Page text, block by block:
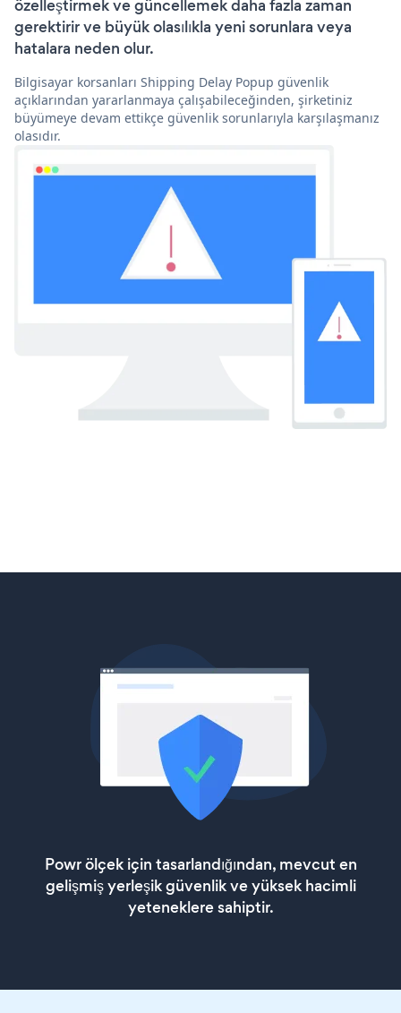
özelleştirmek ve güncellemek daha fazla zaman
gerektirir ve büyük olasılıkla yeni sorunlara veya
hatalara neden olur.
Bilgisayar korsanları Shipping Delay Popup güvenlik
açıklarından yararlanmaya çalışabileceğinden, şirketiniz
büyümeye devam ettikçe güvenlik sorunlarıyla karşılaşmanız
olasıdır.
Powr ölçek için tasarlandığından, mevcut en
gelişmiş yerleşik güvenlik ve yüksek hacimli
yeteneklere sahiptir.